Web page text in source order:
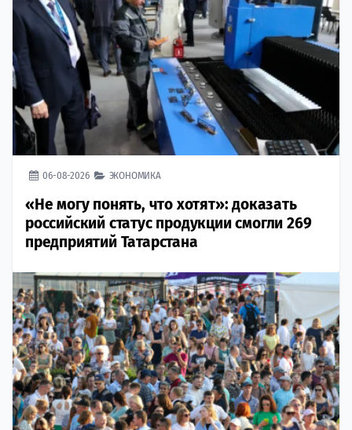
06-08-2026 ЭКОНОМИКА
«Не могу понять, что хотят»: доказать
российский статус продукции смогли 269
предприятий Татарстана